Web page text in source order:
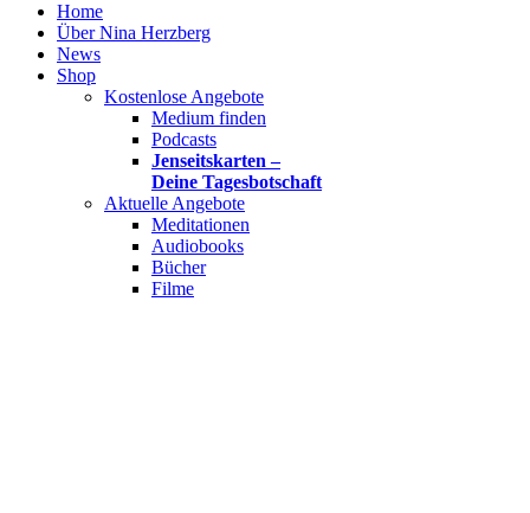
Home
Über Nina Herzberg
News
Shop
Kostenlose Angebote
Medium finden
Podcasts
Jenseitskarten –
Deine Tagesbotschaft
Aktuelle Angebote
Meditationen
Audiobooks
Bücher
Filme